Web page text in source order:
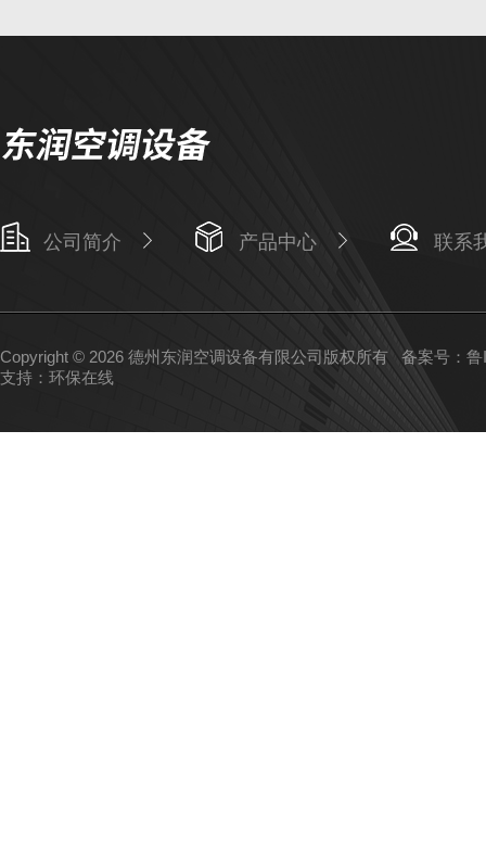
公司简介 产品中心 联系
Copyright © 2026 德州东润空调设备有限公司版权所有备案号：
支持： 环保在线